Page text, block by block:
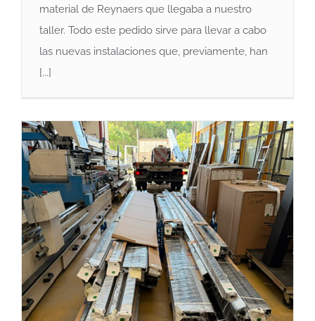
Trabajo de diseño y laboratorio
material de Reynaers que llegaba a nuestro
taller. Todo este pedido sirve para llevar a cabo
las nuevas instalaciones que, previamente, han
[...]